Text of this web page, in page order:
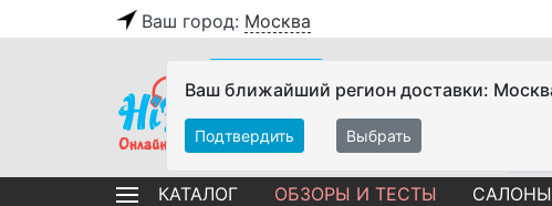
Ваш город: Москва
Ваш ближайший регион доставки:
Подтвердить Выбрать
КАТАЛОГ ОБЗОРЫ И ТЕСТЫ САЛОНЫ